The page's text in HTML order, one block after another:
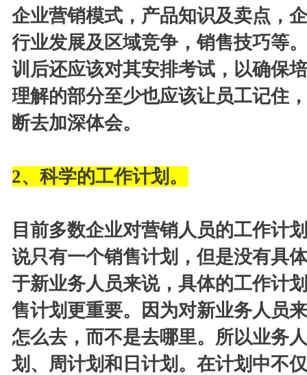
企业营销模式，产品知识及卖点，
行业发展及区域竞争，销售技巧等
训后还应该对其安排考试，以确保
理解的部分至少也应该让员工记住
断去加深体会。
2、科学的工作计划。
目前多数企业对营销人员的工作计
说只有一个销售计划，但是没有具
于新业务人员来说，具体的工作计
售计划更重要。因为对新业务人员
怎么去，而不是去哪里。所以业务
划、周计划和日计划。在计划中不